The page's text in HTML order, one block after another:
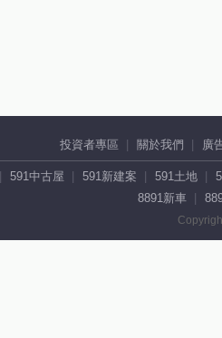
投資者專區 關於我們 廣
591中古屋 591新建案 591土地
8891新車